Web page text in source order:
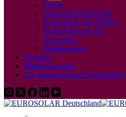
Presse
SOLARZEITALTER
EUROSOLAR TIMES
EUROSOLAR TV
Newsletter
Publikationen
Spenden
Mitglied werden
Zur Internationalen Organisation